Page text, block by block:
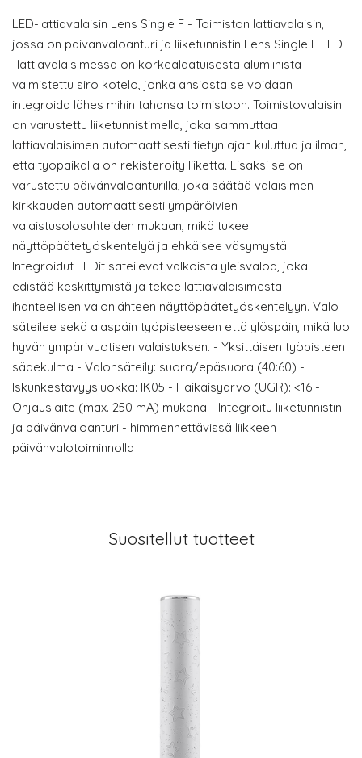
LED-lattiavalaisin Lens Single F - Toimiston lattiavalaisin,
jossa on päivänvaloanturi ja liiketunnistin Lens Single F LED
-lattiavalaisimessa on korkealaatuisesta alumiinista
valmistettu siro kotelo, jonka ansiosta se voidaan
integroida lähes mihin tahansa toimistoon. Toimistovalaisin
on varustettu liiketunnistimella, joka sammuttaa
lattiavalaisimen automaattisesti tietyn ajan kuluttua ja ilman,
että työpaikalla on rekisteröity liikettä. Lisäksi se on
varustettu päivänvaloanturilla, joka säätää valaisimen
kirkkauden automaattisesti ympäröivien
valaistusolosuhteiden mukaan, mikä tukee
näyttöpäätetyöskentelyä ja ehkäisee väsymystä.
Integroidut LEDit säteilevät valkoista yleisvaloa, joka
edistää keskittymistä ja tekee lattiavalaisimesta
ihanteellisen valonlähteen näyttöpäätetyöskentelyyn. Valo
säteilee sekä alaspäin työpisteeseen että ylöspäin, mikä luo
hyvän ympärivuotisen valaistuksen. - Yksittäisen työpisteen
sädekulma - Valonsäteily: suora/epäsuora (40:60) -
Iskunkestävyysluokka: IK05 - Häikäisyarvo (UGR): <16 -
Ohjauslaite (max. 250 mA) mukana - Integroitu liiketunnistin
ja päivänvaloanturi - himmennettävissä liikkeen
päivänvalotoiminnolla
Suositellut tuotteet